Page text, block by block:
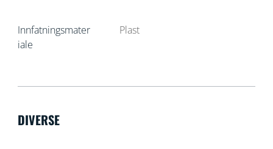
Innfatningsmater
iale
Plast
DIVERSE